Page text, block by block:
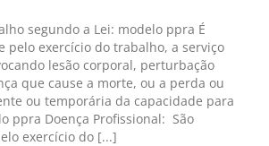
segundo a Lei: modelo ppra É
pelo exercício do trabalho, a serviço
lesão corporal, perturbação
que cause a morte, ou a perda ou
ou temporária da capacidade para
ppra Doença Profissional: São
exercício do [...]